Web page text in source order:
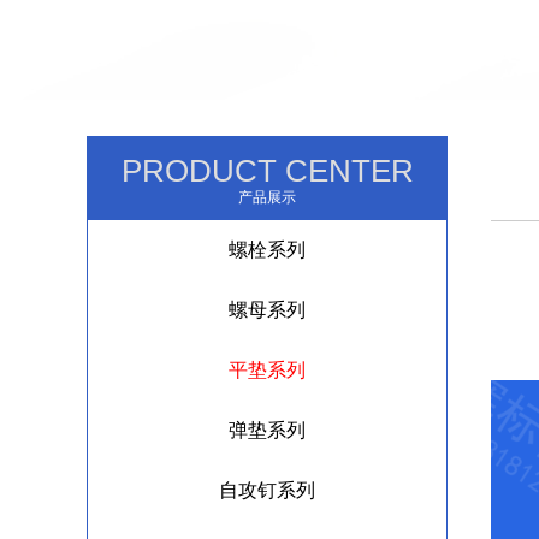
PRODUCT CENTER
产品展示
螺栓系列
螺母系列
平垫系列
弹垫系列
自攻钉系列